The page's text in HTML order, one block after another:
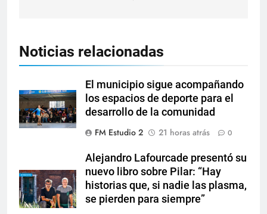
Noticias relacionadas
El municipio sigue acompañando
los espacios de deporte para el
desarrollo de la comunidad
FM Estudio 2
21 horas atrás 0
Alejandro Lafourcade presentó su
nuevo libro sobre Pilar: “Hay
historias que, si nadie las plasma,
se pierden para siempre”